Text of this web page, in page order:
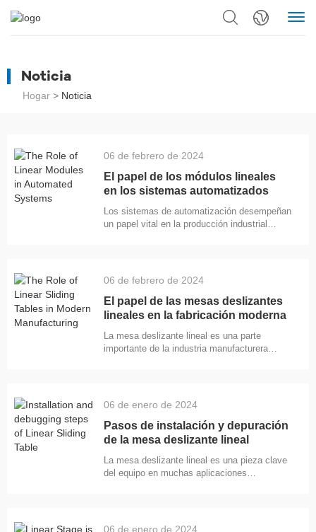
Noticia
Hogar > Noticia
06 de febrero de 2024
El papel de los módulos lineales
en los sistemas automatizados
Los sistemas de automatización desempeñan
un papel vital en la producción industrial
convierte el movimiento de rotación en
preciso de la posición. Cómo funciona el
módulo lineal La parte central del módulo
bolas. A medida que el motor eléctrico gira, el
husillo de bolas se mueve a lo largo de una
06 de febrero de 2024
El papel de las mesas deslizantes
lineales en la fabricación moderna
La mesa deslizante lineal es una parte
importante de la industria manufacturera
de medición de precisión. La función de la
la mesa deslizante lineal es proporcionar un
movimiento lineal preciso y controlable. Esto
fabricación modernos, como
06 de enero de 2024
Pasos de instalación y depuración
de la mesa deslizante lineal
La mesa deslizante lineal es una pieza clave
del equipo en muchas aplicaciones
pasos para instalar y depurar la mesa
06 de enero de 2024